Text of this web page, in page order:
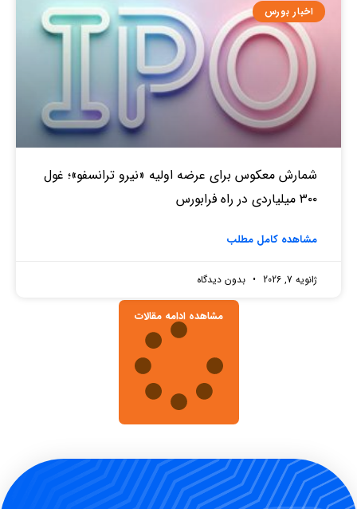
اخبار بورس
شمارش معکوس برای عرضه اولیه «نیرو ترانسفو»؛ غول
۳۰۰ میلیاردی در راه فرابورس
مشاهده کامل مطلب
ژانویه 7, 2026 بدون دیدگاه
مشاهده ادامه مقالات